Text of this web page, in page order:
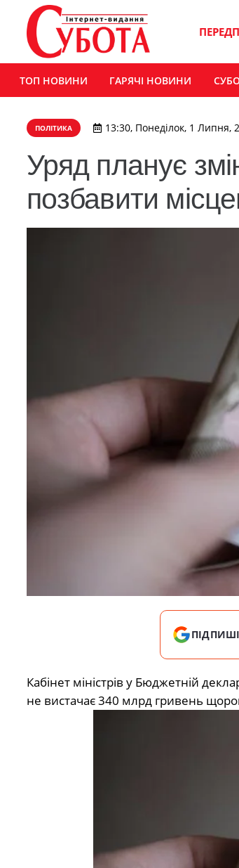
ТОП НОВИНИ ГАРЯЧІ НОВИНИ
ПОЛІТИКА 13:30, Понеділок, 1 Липня,
Уряд планує
позбавити
Кабінет міністрів у Бюджетній
не вистачає 340 млрд гривень